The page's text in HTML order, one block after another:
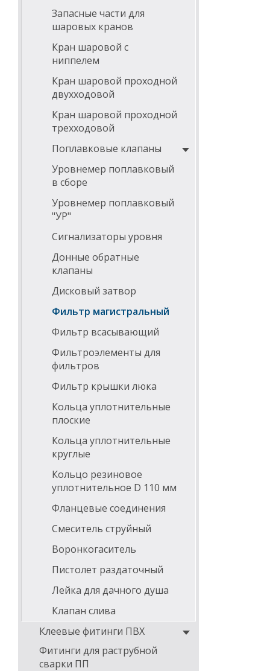
Запасные части для
шаровых кранов
Кран шаровой с
ниппелем
Кран шаровой проходной
двухходовой
Кран шаровой проходной
трехходовой
Поплавковые клапаны
Уровнемер поплавковый
в сборе
Уровнемер поплавковый
"УР"
Сигнализаторы уровня
Донные обратные
клапаны
Дисковый затвор
Фильтр магистральный
Фильтр всасывающий
Фильтроэлементы для
фильтров
Фильтр крышки люка
Кольца уплотнительные
плоские
Кольца уплотнительные
круглые
Кольцо резиновое
уплотнительное D 110 мм
Фланцевые соединения
Смеситель струйный
Воронкогаситель
Пистолет раздаточный
Лейка для дачного душа
Клапан слива
Клеевые фитинги ПВХ
Фитинги для раструбной
сварки ПП